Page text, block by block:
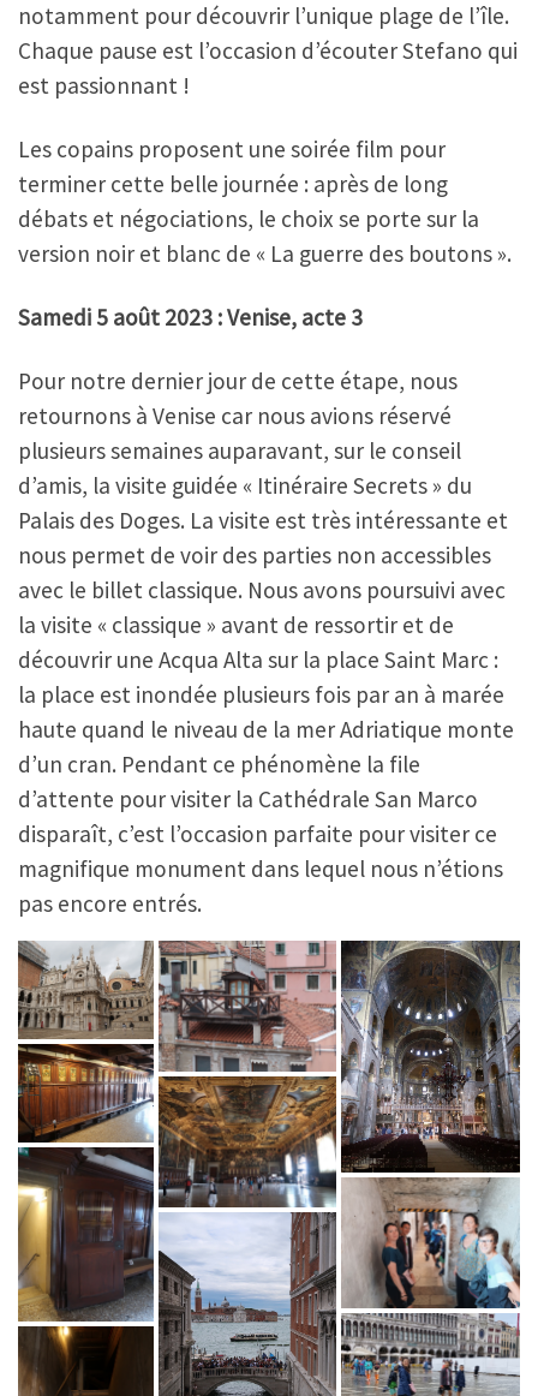
notamment pour découvrir l’unique plage de l’île.
Chaque pause est l’occasion d’écouter Stefano qui
est passionnant !
Les copains proposent une soirée film pour
terminer cette belle journée : après de long
débats et négociations, le choix se porte sur la
version noir et blanc de « La guerre des boutons ».
Samedi 5 août 2023 : Venise, acte 3
Pour notre dernier jour de cette étape, nous
retournons à Venise car nous avions réservé
plusieurs semaines auparavant, sur le conseil
d’amis, la visite guidée « Itinéraire Secrets » du
Palais des Doges. La visite est très intéressante et
nous permet de voir des parties non accessibles
avec le billet classique. Nous avons poursuivi avec
la visite « classique » avant de ressortir et de
découvrir une Acqua Alta sur la place Saint Marc :
la place est inondée plusieurs fois par an à marée
haute quand le niveau de la mer Adriatique monte
d’un cran. Pendant ce phénomène la file
d’attente pour visiter la Cathédrale San Marco
disparaît, c’est l’occasion parfaite pour visiter ce
magnifique monument dans lequel nous n’étions
pas encore entrés.